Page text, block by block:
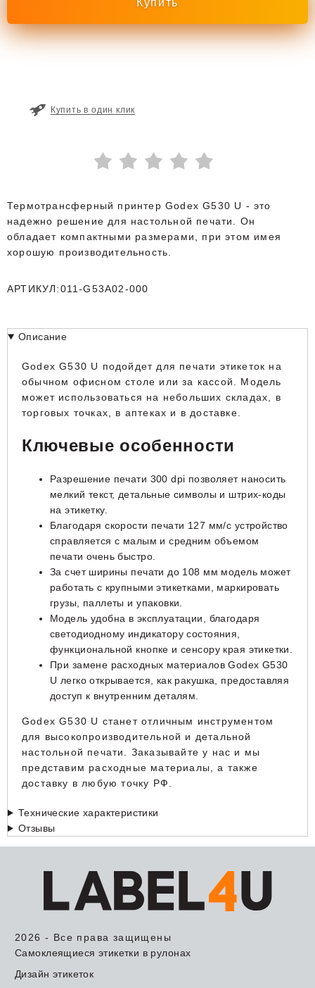
Термотрансферный принтер Godex G530 U - это
надежно решение для настольной печати. Он
обладает компактными размерами, при этом имея
хорошую производительность.
АРТИКУЛ:011-G53A02-000
Купить в один клик
Описание
Godex G530 U подойдет для печати этикеток на
обычном офисном столе или за кассой. Модель
может использоваться на небольших складах, в
торговых точках, в аптеках и в доставке.
Ключевые особенности
Разрешение печати 300 dpi позволяет наносить
мелкий текст, детальные символы и штрих-коды
на этикетку.
Благодаря скорости печати 127 мм/с устройство
справляется с малым и средним объемом
печати очень быстро.
За счет ширины печати до 108 мм модель может
работать с крупными этикетками, маркировать
грузы, паллеты и упаковки.
Модель удобна в эксплуатации, благодаря
светодиодному индикатору состояния,
функциональной кнопке и сенсору края этикетки.
При замене расходных материалов Godex G530
U легко открывается, как ракушка, предоставляя
доступ к внутренним деталям.
Godex G530 U станет отличным инструментом
для высокопроизводительной и детальной
настольной печати. Заказывайте у нас и мы
представим расходные материалы, а также
доставку в любую точку РФ.
Технические характеристики
Отзывы
2026 - Все права защищены
Самоклеящиеся этикетки в рулонах
Дизайн этикеток